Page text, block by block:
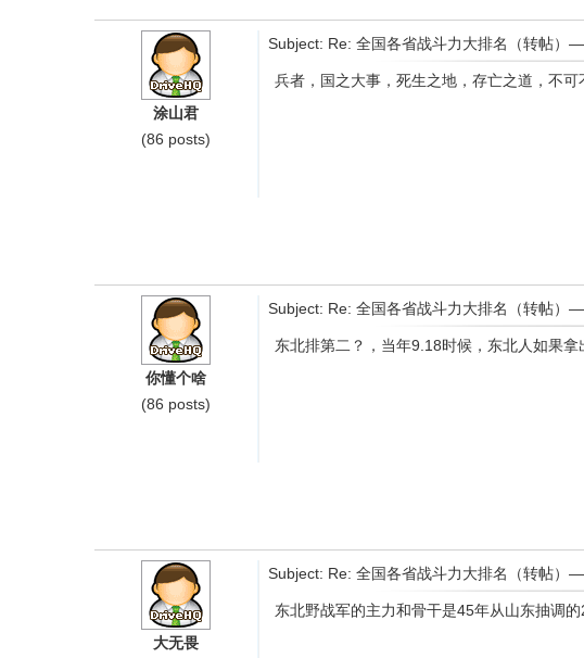
涂山君
(86 posts)
Subject: Re: 全国各省战斗力大排名（转帖
兵者，国之大事，死生之地，存亡之道，不可
你懂个啥
(86 posts)
Subject: Re: 全国各省战斗力大排名（转帖
东北排第二？，当年9.18时候，东北人如果
大无畏
Subject: Re: 全国各省战斗力大排名（转帖
东北野战军的主力和骨干是45年从山东抽调